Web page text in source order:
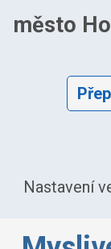
město
Nastavení